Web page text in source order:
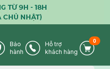
Warranty Icon
Bảo
hành
Phone Icon
Hỗ trợ
khách hàng
Cart
0